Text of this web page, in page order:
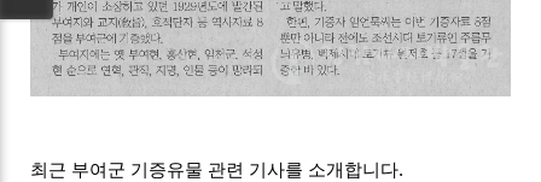
최근 부여군 기증유물 관련 기사를 소개합니다.